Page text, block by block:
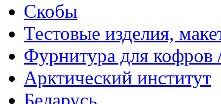
Скобы
Тестовые изделия,
Фурнитура для кофров
Арктический институт